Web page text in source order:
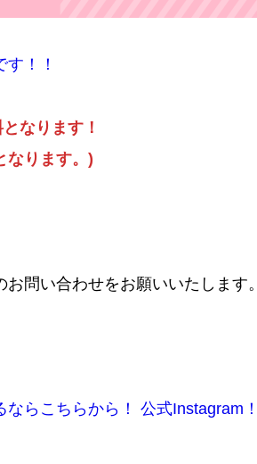
！！
なります！
なります。)
問い合わせをお願いいたします。
らこちらから！ 公式Instagram！